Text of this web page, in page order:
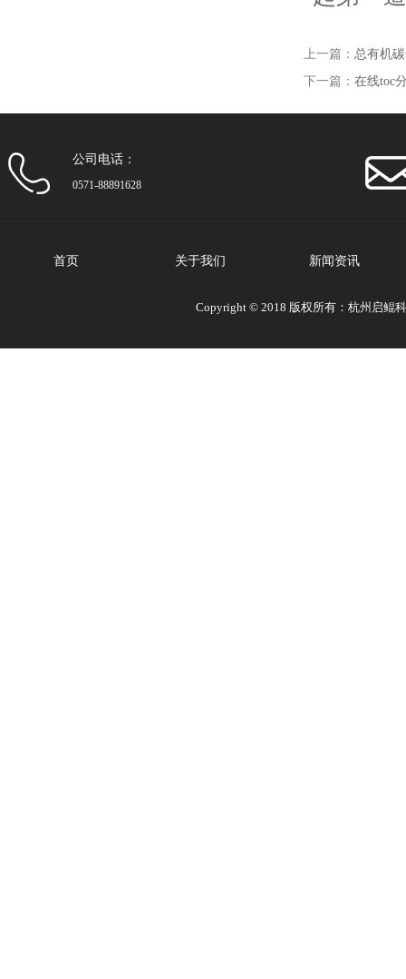
上一篇： 总有机
下一篇： 在线toc
公司电话：
0571-88891628
首页 关于我们 新闻资讯
Copyright © 2018 版权所有：杭州启鲲